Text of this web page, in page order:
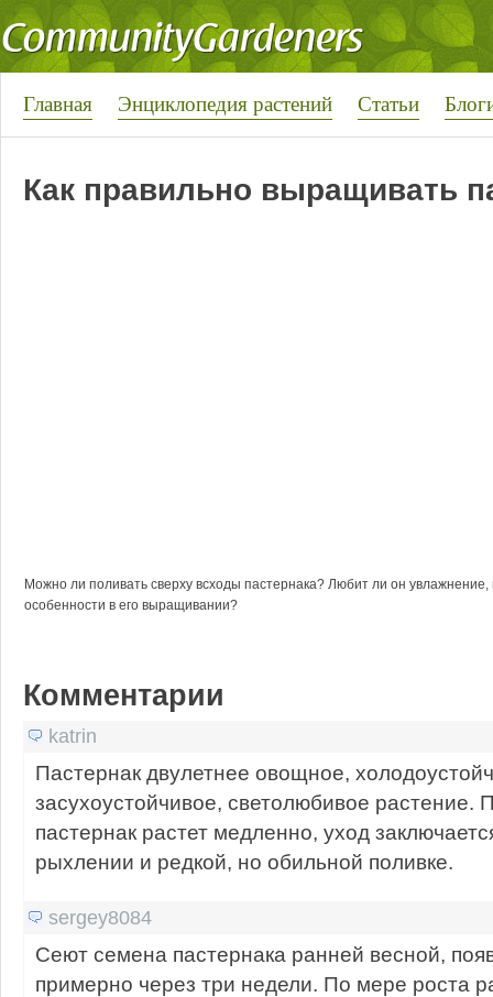
Главная Энциклопедия растений Статьи
Как правильно выращивать
Можно ли поливать сверху всходы пастернака? Любит ли он увлажнение,
особенности в его выращивании?
Комментарии
katrin
Пастернак двулетнее овощное,
засухоустойчивое, светолюбивое растение.
пастернак растет медленно, уход
рыхлении и редкой, но обильной поливке.
sergey8084
Сеют семена пастернака ранней весной,
примерно через три недели. По мере роста